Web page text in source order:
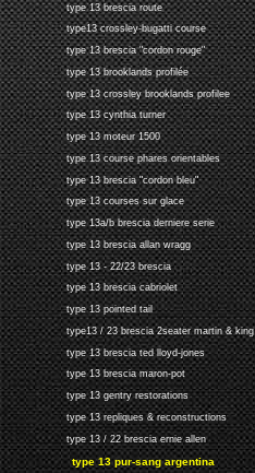
type 13 brescia route
type13 crossley-bugatti course
type 13 brescia "cordon rouge"
type 13 brooklands profilée
type 13 crossley brooklands profilee
type 13 cynthia turner
type 13 moteur 1500
type 13 course phares orientables
type 13 brescia "cordon bleu"
type 13 courses sur glace
type 13a/b brescia derniere serie
type 13 brescia allan wragg
type 13 - 22/23 brescia
type 13 brescia cabriolet
type 13 pointed tail
type13 / 23 brescia 2seater martin & king
type 13 brescia ted lloyd-jones
type 13 brescia maron-pot
type 13 gentry restorations
type 13 repliques & reconstructions
type 13 / 22 brescia ernie allen
type 13 pur-sang argentina